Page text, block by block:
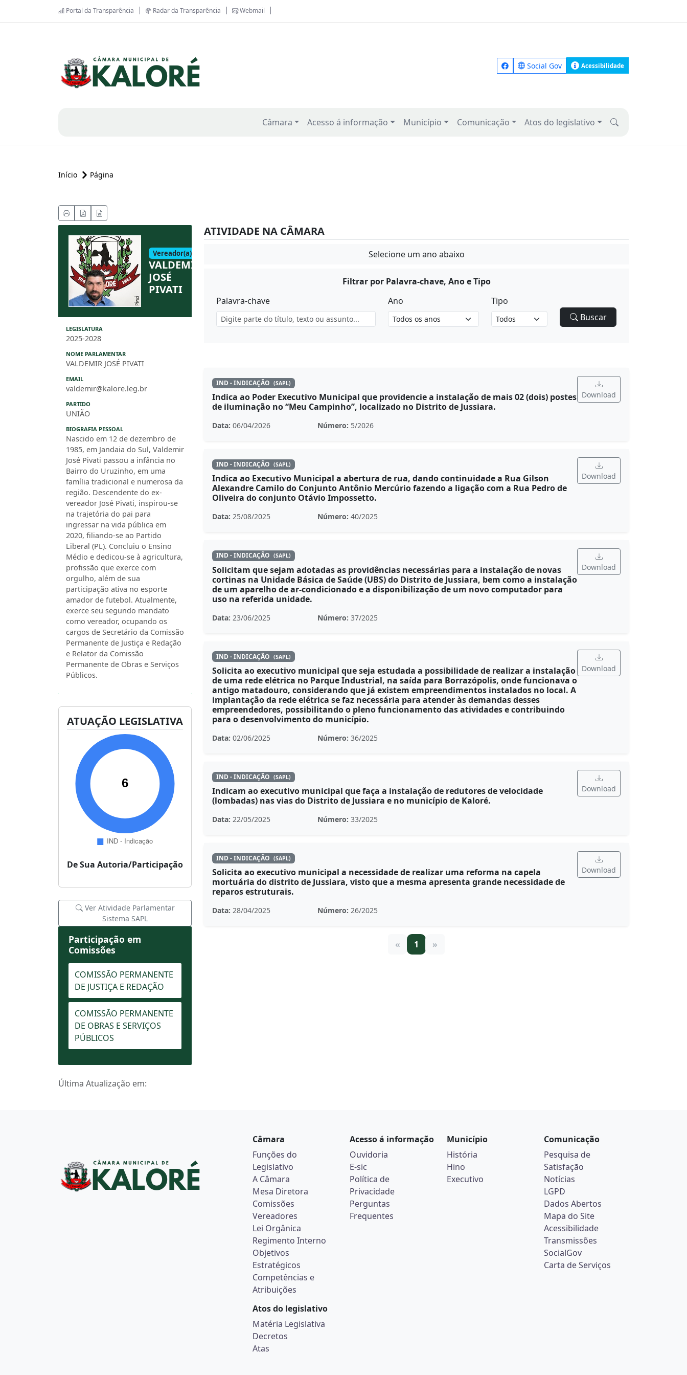
Portal da Transparência Radar da Transparência Webmail
Social Gov Acessibilidade
Câmara Acesso á informação Município Comunicação Atos do legislativo
Início Página
Vereador(a)
VALDEMIR
JOSÉ
PIVATI
LEGISLATURA
2025-2028
NOME PARLAMENTAR
VALDEMIR JOSÉ PIVATI
EMAIL
valdemir@kalore.leg.br
PARTIDO
UNIÃO
BIOGRAFIA PESSOAL
Nascido em 12 de dezembro de
1985, em Jandaia do Sul, Valdemir
José Pivati passou a infância no
Bairro do Uruzinho, em uma
família tradicional e numerosa da
região. Descendente do ex-
vereador José Pivati, inspirou-se
na trajetória do pai para
ingressar na vida pública em
2020, filiando-se ao Partido
Liberal (PL). Concluiu o Ensino
Médio e dedicou-se à agricultura,
profissão que exerce com
orgulho, além de sua
participação ativa no esporte
amador de futebol. Atualmente,
exerce seu segundo mandato
como vereador, ocupando os
cargos de Secretário da Comissão
Permanente de Justiça e Redação
e Relator da Comissão
Permanente de Obras e Serviços
Públicos.
ATUAÇÃO LEGISLATIVA
De Sua Autoria/Participação
Ver Atividade Parlamentar
Sistema SAPL
Participação em
Comissões
COMISSÃO PERMANENTE
DE JUSTIÇA E REDAÇÃO
COMISSÃO PERMANENTE
DE OBRAS E SERVIÇOS
PÚBLICOS
Última Atualização em:
ATIVIDADE NA CÂMARA
Selecione um ano abaixo
Filtrar por Palavra-chave, Ano e Tipo
Palavra-chave
Ano
Tipo
Buscar
IND - INDICAÇÃO (SAPL)
Indica ao Poder Executivo Municipal que providencie a instalação de mais 02 (dois) postes
de iluminação no “Meu Campinho”, localizado no Distrito de Jussiara.
Download
Data: 06/04/2026 Número: 5/2026
IND - INDICAÇÃO (SAPL)
Indica ao Executivo Municipal a abertura de rua, dando continuidade a Rua Gilson
Alexandre Camilo do Conjunto Antônio Mercúrio fazendo a ligação com a Rua Pedro de
Oliveira do conjunto Otávio Impossetto.
Download
Data: 25/08/2025 Número: 40/2025
IND - INDICAÇÃO (SAPL)
Solicitam que sejam adotadas as providências necessárias para a instalação de novas
cortinas na Unidade Básica de Saúde (UBS) do Distrito de Jussiara, bem como a instalação
de um aparelho de ar-condicionado e a disponibilização de um novo computador para
uso na referida unidade.
Download
Data: 23/06/2025 Número: 37/2025
IND - INDICAÇÃO (SAPL)
Solicita ao executivo municipal que seja estudada a possibilidade de realizar a instalação
de uma rede elétrica no Parque Industrial, na saída para Borrazópolis, onde funcionava o
antigo matadouro, considerando que já existem empreendimentos instalados no local. A
implantação da rede elétrica se faz necessária para atender às demandas desses
empreendedores, possibilitando o pleno funcionamento das atividades e contribuindo
para o desenvolvimento do município.
Download
Data: 02/06/2025 Número: 36/2025
IND - INDICAÇÃO (SAPL)
Indicam ao executivo municipal que faça a instalação de redutores de velocidade
(lombadas) nas vias do Distrito de Jussiara e no município de Kaloré.
Download
Data: 22/05/2025 Número: 33/2025
IND - INDICAÇÃO (SAPL)
Solicita ao executivo municipal a necessidade de realizar uma reforma na capela
mortuária do distrito de Jussiara, visto que a mesma apresenta grande necessidade de
reparos estruturais.
Download
Data: 28/04/2025 Número: 26/2025
« 1 »
Câmara
Funções do
Legislativo
A Câmara
Mesa Diretora
Comissões
Vereadores
Lei Orgânica
Regimento Interno
Objetivos
Estratégicos
Competências e
Atribuições
Acesso á informação
Ouvidoria
E-sic
Política de
Privacidade
Perguntas
Frequentes
Município
História
Hino
Executivo
Comunicação
Pesquisa de
Satisfação
Notícias
LGPD
Dados Abertos
Mapa do Site
Acessibilidade
Transmissões
SocialGov
Carta de Serviços
Atos do legislativo
Matéria Legislativa
Decretos
Atas